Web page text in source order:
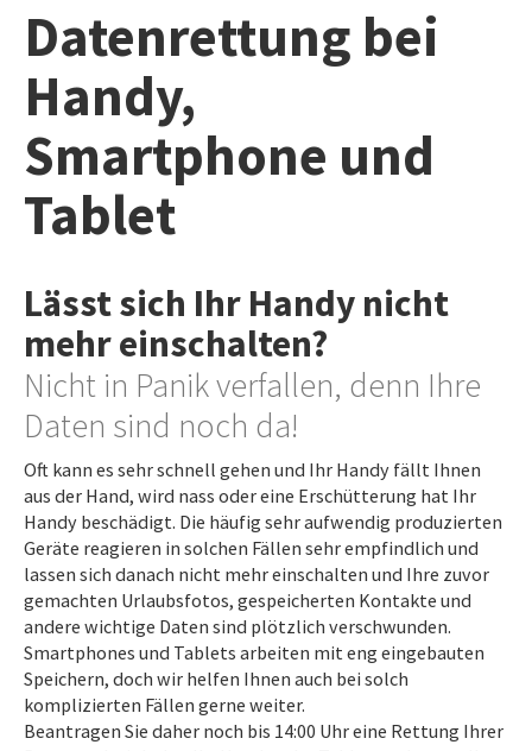
HAFTUNGSAUSSCHLUSS
WIDERRUFSBELEHRUNG
WIDERRUFSFORMULAR
STANDORTE
Datenrettung bei
Handy,
Smartphone und
Tablet
Lässt sich Ihr Handy nicht
mehr einschalten?
Nicht in Panik verfallen, denn Ihre
Daten sind noch da!
Oft kann es sehr schnell gehen und Ihr Handy fällt Ihnen
aus der Hand, wird nass oder eine Erschütterung hat Ihr
Handy beschädigt. Die häufig sehr aufwendig produzierten
Geräte reagieren in solchen Fällen sehr empfindlich und
lassen sich danach nicht mehr einschalten und Ihre zuvor
gemachten Urlaubsfotos, gespeicherten Kontakte und
andere wichtige Daten sind plötzlich verschwunden.
Smartphones und Tablets arbeiten mit eng eingebauten
Speichern, doch wir helfen Ihnen auch bei solch
komplizierten Fällen gerne weiter.
Beantragen Sie daher noch bis 14:00 Uhr eine Rettung Ihrer